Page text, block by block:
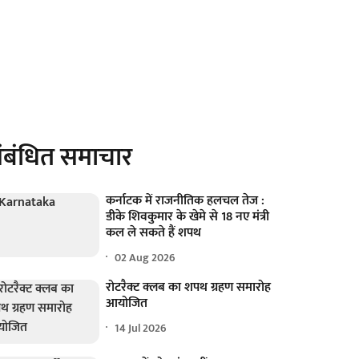
समाचार
कर्नाटक में राजनीतिक हलचल तेज :
डीके शिवकुमार के खेमे से 18 नए मंत्री
कल ले सकते हैं शपथ
02 Aug 2026
रोटरैक्ट क्लब का शपथ ग्रहण समारोह
आयोजित
14 Jul 2026